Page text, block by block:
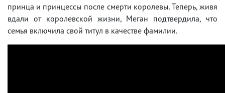
принца и принцессы после смерти королевы. Теперь, живя
вдали от королевской жизни, Меган подтвердила, что
семья включила свой титул в качестве фамилии.